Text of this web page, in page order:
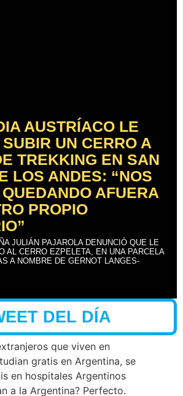
AUSTRÍACO LE
UN CERRO A
TREKKING EN SAN
LOS ANDES: “NOS
AFUERA
PROPIO
JULIÁN PAJAROLA DENUNCIÓ QUE LE
AL CERRO EZPELETA, EN UNA PARCELA
A NOMBRE DE GERNOT LANGES-
DEL DÍA
que viven en
gratis en Argentina, se
en hospitales Argentinos
a la Argentina? Perfecto.